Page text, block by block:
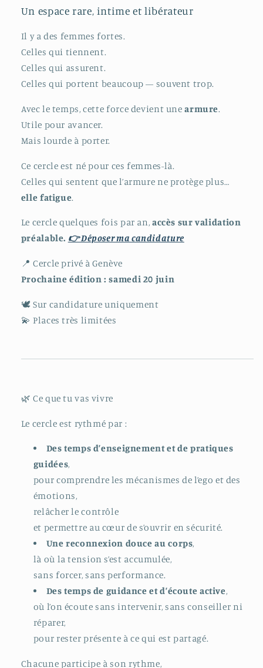
Un espace rare, intime et libérateur
Il y a des femmes fortes.
Celles qui tiennent.
Celles qui assurent.
Celles qui portent beaucoup — souvent trop.
Avec le temps, cette force devient unearmure.
Utile pour avancer.
Mais lourde à porter.
Ce cercle est né pour ces femmes-là.
Celles qui sentent que l’armure ne protège plus…
elle fatigue.
Le cercle quelques fois par an, accès sur validation
préalable. 👉 Déposer ma candidature
📍 Cercle privé à Genève
Prochaine édition : samedi 20 juin
🕊 Sur candidature uniquement
💫 Places très limitées
🌿 Ce que tu vas vivre
Le cercle est rythmé par :
Des temps d’enseignement et de pratiques
guidées,
pour comprendre les mécanismes de l’ego et des
émotions,
relâcher le contrôle
et permettre au cœur de s’ouvrir en sécurité.
Une reconnexion douce au corps,
là où la tension s’est accumulée,
sans forcer, sans performance.
Des temps de guidance et d’écoute active,
où l’on écoute sans intervenir, sans conseiller ni
réparer,
pour rester présente à ce qui est partagé.
Chacune participe à son rythme,